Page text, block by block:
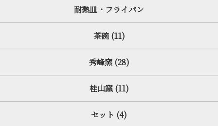
耐熱皿・フライパン
茶碗 (11)
秀峰窯 (28)
桂山窯 (11)
セット (4)